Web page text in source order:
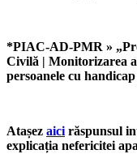
*PIAC-AD-PMR »
Civilă | Monitorizarea
persoanele cu
Atașez aicirăspunsul
explicația nefericitei